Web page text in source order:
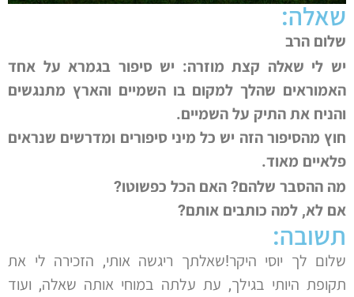
שאלה:
שלום הרב
יש לי שאלה קצת מוזרה: יש סיפור בגמרא על אחד
האמוראים שהלך למקום בו השמיים והארץ מתנגשים
והניח את התיק על השמיים.
חוץ מהסיפור הזה יש כל מיני סיפורים ומדרשים שנראים
פלאיים מאוד.
מה ההסבר שלהם? האם הכל כפשוטו?
אם לא, למה כותבים אותם?
תשובה:
שלום לך יוסי היקר!שאלתך ריגשה אותי, הזכירה לי את
תקופת היותי בגילך, עת עלתה במוחי אותה שאלה, ועוד